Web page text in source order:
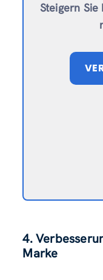
Steigern
4.
Marke